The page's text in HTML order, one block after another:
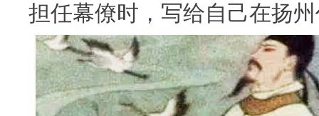
担任幕僚时，写给自己在扬